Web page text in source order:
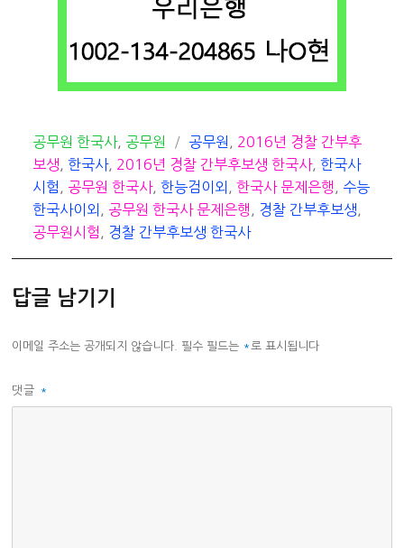
카
테
고
리
공무원 한국사, 공무원
태
그
공무원
2016년 경찰 간부후
보생 ,한국사, 2016년 경찰 간부후보생 한국사,한국사
시험
공무원 한국사,한능검이외 ,한국사 문제은행
수능
한국사이외
공무원 한국사 문제은행 경찰 간부후보생
공무원시험
경찰 간부후보생 한국사
답글 남기기
이메일 주소는 공개되지 않습니다. 필수 필드는 *로 표시됩니다
댓글 *